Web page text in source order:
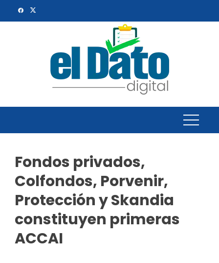
Fondos privados,
Colfondos, Porvenir,
Protección y Skandia
constituyen primeras
ACCAI